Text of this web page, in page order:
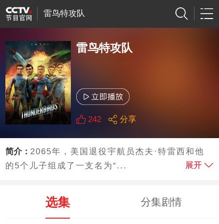
雷鸟特攻队
雷鸟特攻队
242 分享
简介： 2065年，美国退役宇航员杰夫·特雷西和他
的5个儿子组成了一支名为“...
展开
选集 分集剧情